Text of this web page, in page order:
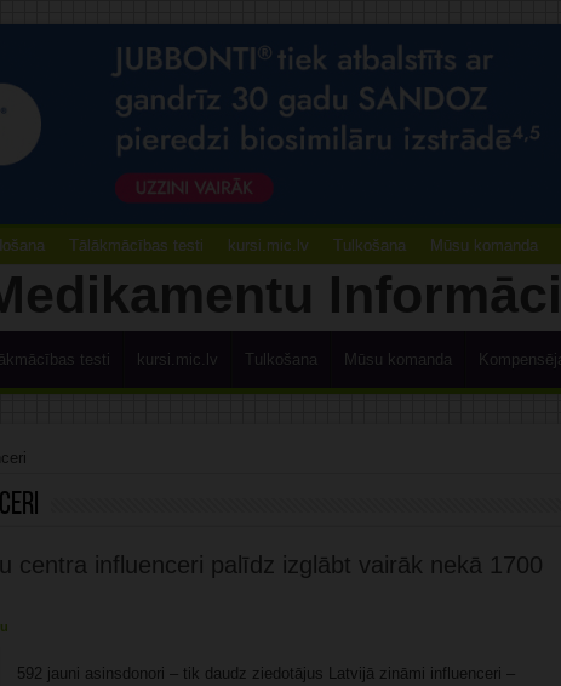
Tālākmācības testi kursi.mic.lv Tulkošana Mūsu komanda
testi kursi.mic.lv Tulkošana Mūsu komanda
centra influenceri palīdz izglābt vairāk nekā 1700
592 jauni asinsdonori – tik daudz ziedotājus Latvijā zināmi influenceri –